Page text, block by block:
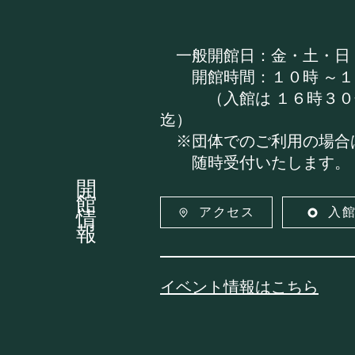
開館情報
一般開館日：金・土・日
開館時間：１０時 ～
（入館は １６時３０
迄）
※団体でのご利用の場合
随時受付いたします。
アクセス 入
イベント情報はこちら